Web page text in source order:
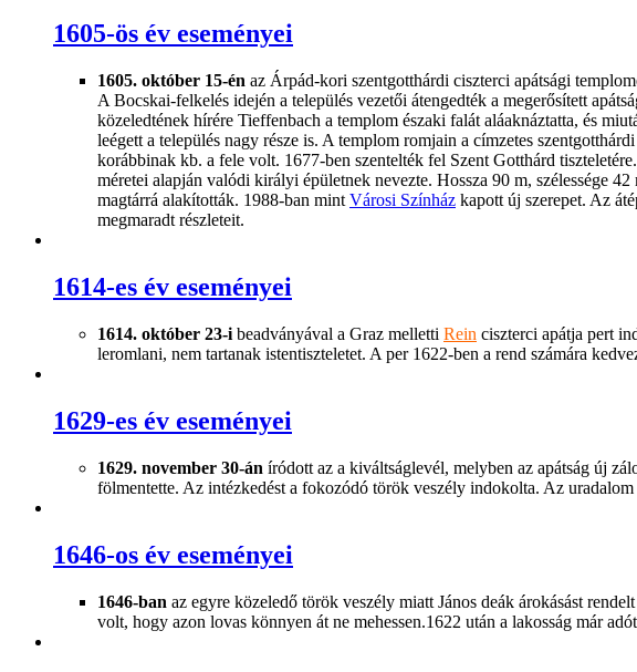
1605-ös év eseményei
1605. október 15-én az Árpád-kori szentgotthárdi ciszterci apátsági
A Bocskai-felkelés idején a település vezetői átengedték a megerősített
közeledtének hírére Tieffenbach a templom északi falát aláaknáztatta, és
leégett a település nagy része is. A templom romjain a címzetes
korábbinak kb. a fele volt. 1677-ben szentelték fel Szent Gotthárd
méretei alapján valódi királyi épületnek nevezte. Hossza 90 m, szélessége
magtárrá alakították. 1988-ban mint Városi Színház kapott új szerepet. Az
megmaradt részleteit.
1614-es év eseményei
1614. október 23-i beadványával a Graz melletti Rein ciszterci apátja pert
leromlani, nem tartanak istentiszteletet. A per 1622-ben a rend számára
1629-es év eseményei
1629. november 30-án íródott az a kiváltságlevél, melyben az apátság új
fölmentette. Az intézkedést a fokozódó török veszély indokolta. Az
1646-os év eseményei
1646-ban az egyre közeledő török veszély miatt János deák árokásást
volt, hogy azon lovas könnyen át ne mehessen.1622 után a lakosság már